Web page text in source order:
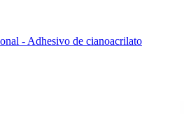
- Adhesivo de cianoacrilato